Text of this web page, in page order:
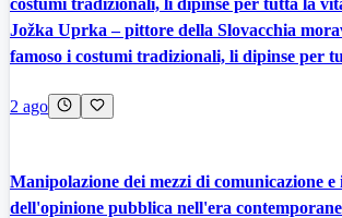
costumi tradizionali, li dipinse per tutta la
Jožka Uprka – pittore della Slovacchia
famoso i costumi tradizionali, li dipinse per
2 ago
Manipolazione dei mezzi di comunicazione e
dell'opinione pubblica nell'era